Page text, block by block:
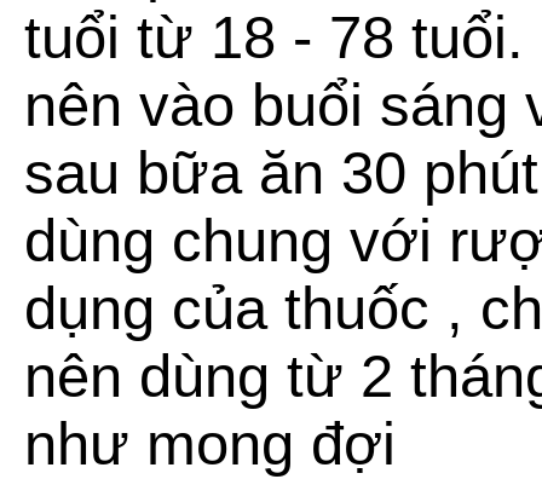
tuổi từ 18 - 78
nên vào buổi
sau bữa ăn 30
dùng chung với
dụng của thuốc ,
nên dùng từ 2
như mong đợi